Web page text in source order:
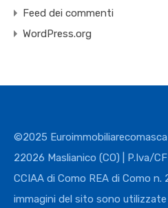
Feed dei commenti
WordPress.org
©2025
22026 Maslianico (CO) | P.Iva/
CCIAA di Como REA di Como n.
immagini del sito sono utilizzate